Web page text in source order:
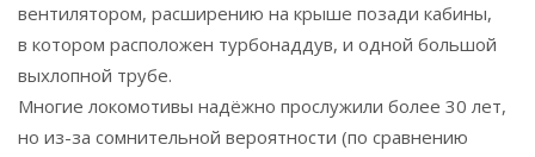
вентилятором, расширению на крыше позади кабины,
в котором расположен турбонаддув, и одной большой
выхлопной трубе.
Многие локомотивы надёжно прослужили более 30 лет,
но из-за сомнительной вероятности (по сравнению